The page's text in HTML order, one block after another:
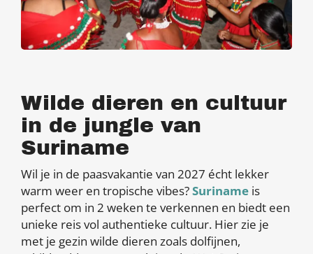
Wilde dieren en cultuur
in de jungle van
Suriname
Wil je in de paasvakantie van 2027 écht lekker
warm weer en tropische vibes?Suriname is
perfect om in 2 weken te verkennen en biedt een
unieke reis vol authentieke cultuur. Hier zie je
met je gezin wilde dieren zoals dolfijnen,